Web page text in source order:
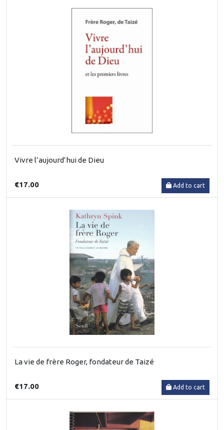
Vivre l’aujourd’hui de Dieu
€17.00 Add to cart
La vie de frère Roger, fondateur de Taizé
€17.00 Add to cart